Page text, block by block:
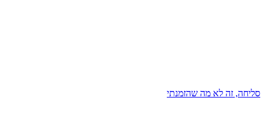
סליחה, זה לא מה שהזמנתי